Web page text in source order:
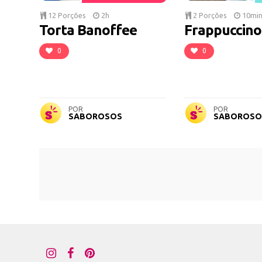
12 Porções 2h
Torta Banoffee
0
POR
SABOROSOS
2 Porções 10min
Frappuccino
0
POR